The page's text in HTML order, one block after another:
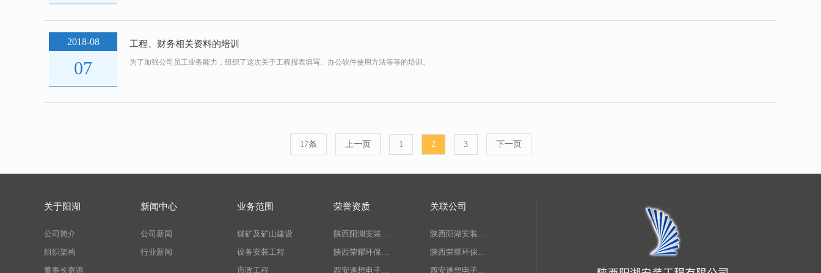
2018-08
07
工程、财务相关资料的培训
为了加强公司员工业务能力，组织了这次关于工程报表填写、办公软件使用方法等等的培训。
17条 上一页 1 2 3 下一页
关于阳湖
公司简介
组织架构
董事长寄语
新闻中心
公司新闻
行业新闻
业务范围
煤矿及矿山建设
设备安装工程
市政工程
荣誉资质
陕西阳湖安装工程有限公司
陕西荣耀环保科技有限公司
西安遂想电子科技有限公司
关联公司
陕西阳湖安装工程有限公司
陕西荣耀环保科技有限公司
西安遂想电子科技有限公司